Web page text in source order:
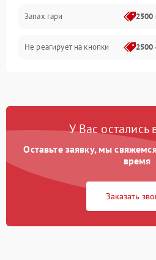
Запах гари 2500
Не реагирует на кнопки 2500
У Вас остались
Оставьте заявку, мы
время
Заказать